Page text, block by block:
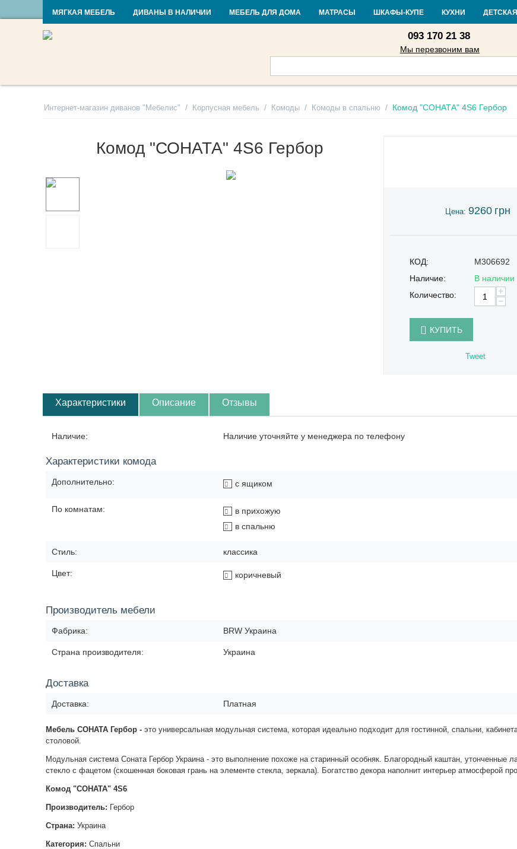
RU UA Контакты Доставка и оплата Гарантия и возврат Кредит
093 170 21 38
Мы перезвоним вам
МЯГКАЯ МЕБЕЛЬ ДИВАНЫ В НАЛИЧИИ МЕБЕЛЬ ДЛЯ ДОМА МАТРАСЫ ШКАФЫ-КУПЕ КУХНИ
Интернет-магазин диванов "Мебелис" / Корпусная мебель / Комоды / Комоды в спальню / Комод "СОНАТА" 4S6 Гербор
Комод "СОНАТА" 4S6 Гербор
Цена: 9260 грн
КОД:
M306692
Наличие:
В наличии
Количество:
+
−
КУПИТЬ
Tweet
Характеристики Описание Отзывы
Наличие: Наличие уточняйте у менеджера по телефону
Характеристики комода
Дополнительно: с ящиком
По комнатам:
в прихожую
в спальню
Стиль: классика
Цвет: коричневый
Производитель мебели
Фабрика: BRW Украина
Страна производителя: Украина
Доставка
Доставка: Платная
Мебель СОНАТА Гербор - это универсальная модульная система, которая идеально подходит для гостинной, спальни,
столовой.
Модульная система Соната Гербор Украина - это выполнение похоже на старинный особняк. Благородный каштан, утонченные
стекло с фацетом (скошенная боковая грань на элементе стекла, зеркала). Богатство декора наполнит интерьер атмосферой
Комод "СОНАТА" 4S6
Производитель: Гербор
Страна: Украина
Категория: Спальни